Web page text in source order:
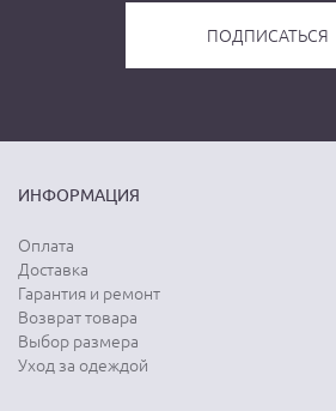
ИНФОРМАЦИЯ
Оплата
Доставка
Гарантия и ремонт
Возврат товара
Выбор размера
Уход за одеждой